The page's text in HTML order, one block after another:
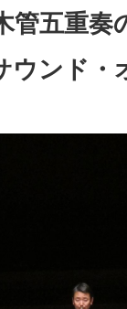
管五重奏
ウンド・